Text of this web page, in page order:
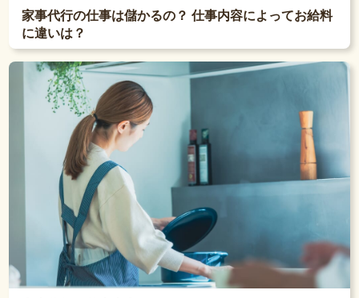
家事代行の仕事は儲かるの？ 仕事内容によってお給料
に違いは？